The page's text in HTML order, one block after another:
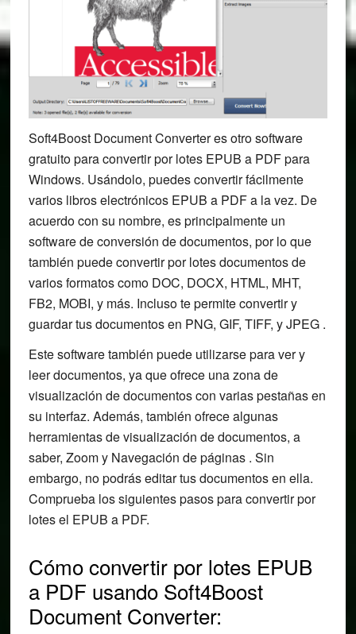
Soft4Boost Document Converter es otro software
gratuito para convertir por lotes EPUB a PDF para
Windows. Usándolo, puedes convertir fácilmente
varios libros electrónicos EPUB a PDF a la vez. De
acuerdo con su nombre, es principalmente un
software de conversión de documentos, por lo que
también puede convertir por lotes documentos de
varios formatos como DOC, DOCX, HTML, MHT,
FB2, MOBI, y más. Incluso te permite convertir y
guardar tus documentos en PNG, GIF, TIFF, y JPEG .
Este software también puede utilizarse para ver y
leer documentos, ya que ofrece una zona de
visualización de documentos con varias pestañas en
su interfaz. Además, también ofrece algunas
herramientas de visualización de documentos, a
saber, Zoom y Navegación de páginas . Sin
embargo, no podrás editar tus documentos en ella.
Comprueba los siguientes pasos para convertir por
lotes el EPUB a PDF.
Cómo convertir por lotes EPUB
a PDF usando Soft4Boost
Document Converter: